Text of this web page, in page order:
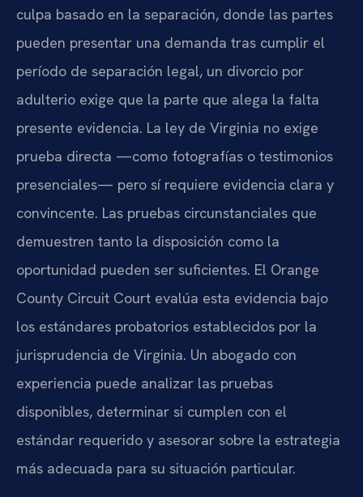
culpa basado en la separación, donde las partes
pueden presentar una demanda tras cumplir el
período de separación legal, un divorcio por
adulterio exige que la parte que alega la falta
presente evidencia. La ley de Virginia no exige
prueba directa —como fotografías o testimonios
presenciales— pero sí requiere evidencia clara y
convincente. Las pruebas circunstanciales que
demuestren tanto la disposición como la
oportunidad pueden ser suficientes. El Orange
County Circuit Court evalúa esta evidencia bajo
los estándares probatorios establecidos por la
jurisprudencia de Virginia. Un abogado con
experiencia puede analizar las pruebas
disponibles, determinar si cumplen con el
estándar requerido y asesorar sobre la estrategia
más adecuada para su situación particular.